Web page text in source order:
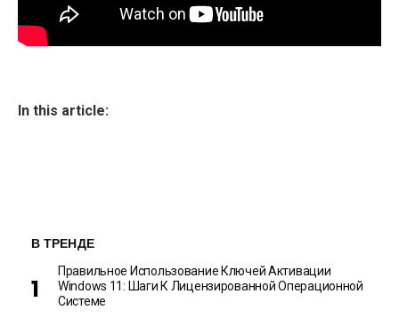
In this article:
В ТРЕНДЕ
Правильное Использование Ключей Активации
Windows 11: Шаги К Лицензированной Операционной
Системе